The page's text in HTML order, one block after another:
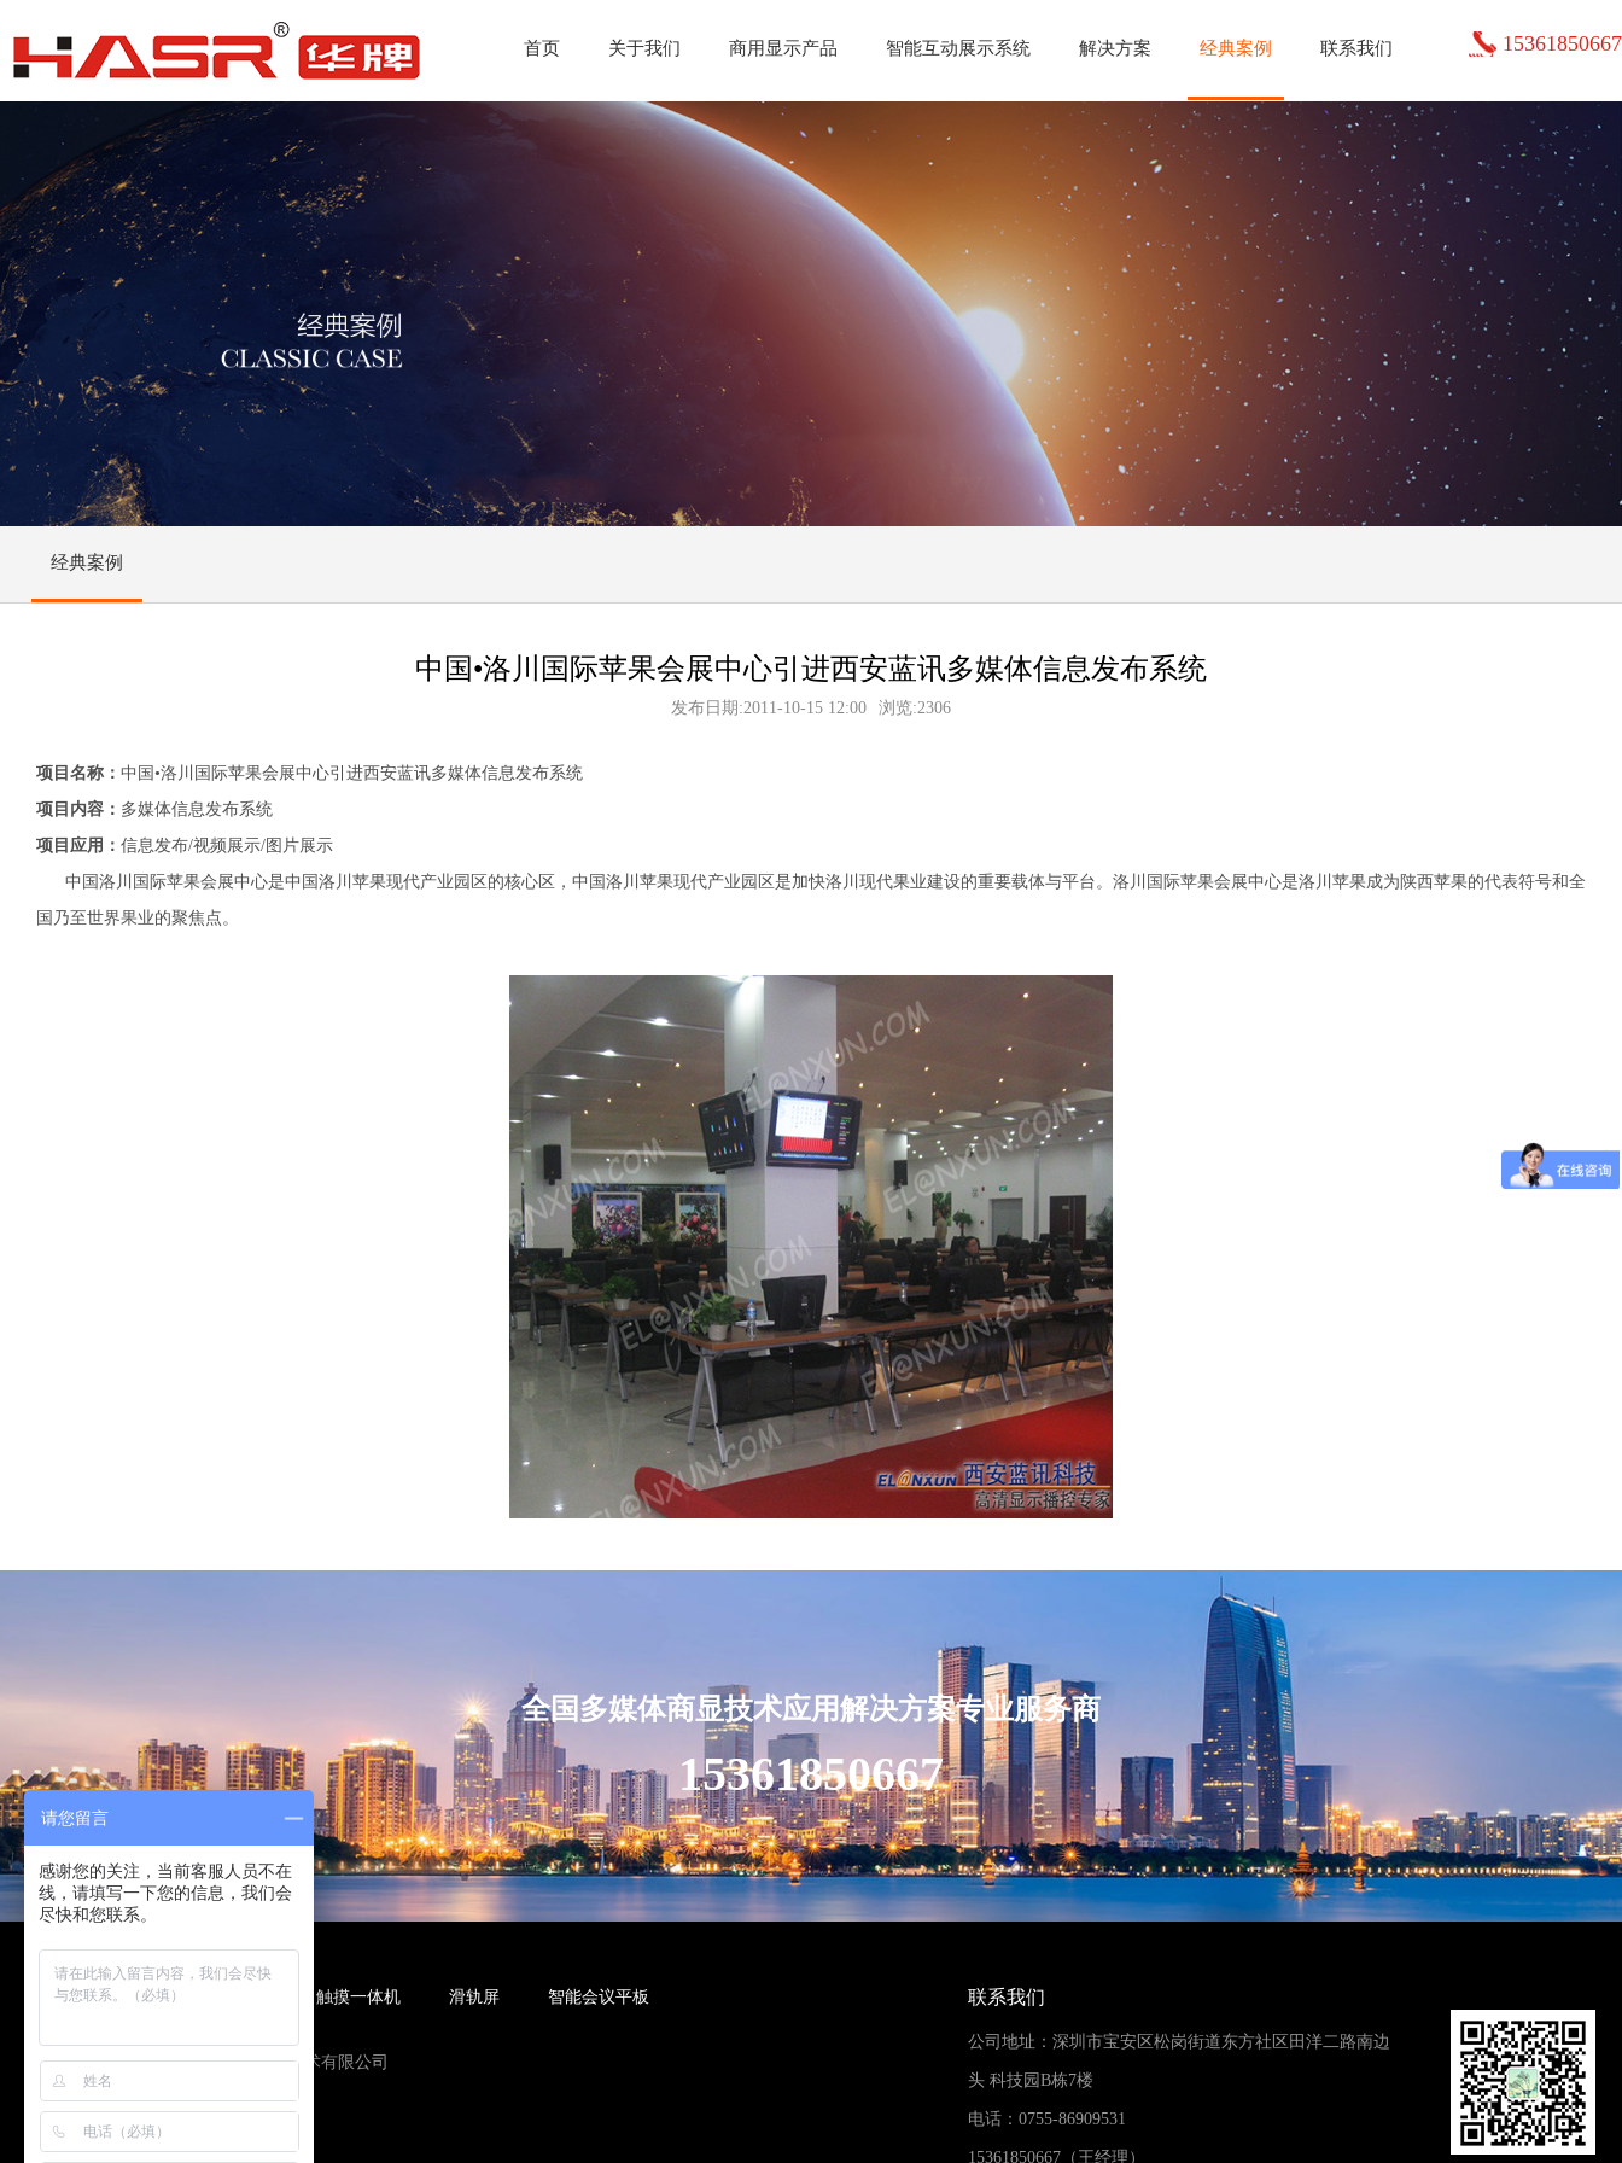
首页 关于我们 商用显示产品 智能互动展示系统 解决方案 经典案例 联系我们 15361850667
经典案例
中国•洛川国际苹果会展中心引进西安蓝讯多媒体信息发布系统
发布日期:2011-10-15 12:00 浏览:2306
项目名称： 中国•洛川国际苹果会展中心引进西安蓝讯多媒体信息发布系统
项目内容： 多媒体信息发布系统
项目应用： 信息发布/视频展示/图片展示
中国洛川国际苹果会展中心是中国洛川苹果现代产业园区的核心区，中国洛川苹果现代产业园区是加快洛川现代果业建设的重要载体与平台。洛川国际苹果会展中心是洛川苹果成为陕西苹果的代表符号和全
国乃至世界果业的聚焦点。
全国多媒体商显技术应用解决方案专业服务商
15361850667
液晶广告机 触摸一体机 滑轨屏 智能会议平板
友情链接 陕西未来蓝讯信息技术有限公司
联系我们
公司地址：深圳市宝安区松岗街道东方社区田洋二路南边
头 科技园B栋7楼
电话：0755-86909531
15361850667（王经理）
请您留言
感谢您的关注，当前客服人员不在
线，请填写一下您的信息，我们会
尽快和您联系。